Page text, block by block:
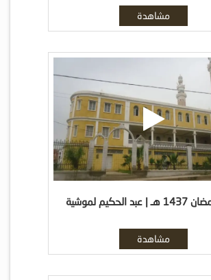
مشاهدة
مشاهدة